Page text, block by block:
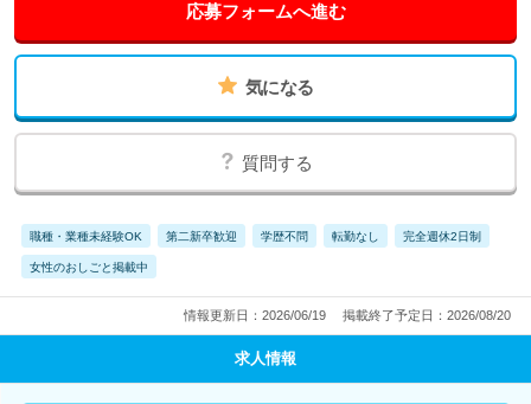
応募フォームへ進む
気になる
質問する
職種・業種未経験OK 第二新卒歓迎 学歴不問 転勤なし 完全週休2日制
女性のおしごと掲載中
情報更新日：2026/06/19 掲載終了予定日：2026/08/20
求人情報